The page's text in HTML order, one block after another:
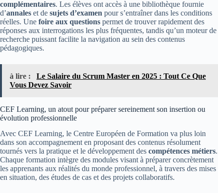
complémentaires. Les élèves ont accès à une bibliothèque fournie
d’annales et de sujets d’examen pour s’entraîner dans les conditions
réelles. Une foire aux questions permet de trouver rapidement des
réponses aux interrogations les plus fréquentes, tandis qu’un moteur de
recherche puissant facilite la navigation au sein des contenus
pédagogiques.
à lire :
Le Salaire du Scrum Master en 2025 : Tout Ce Que
Vous Devez Savoir
CEF Learning, un atout pour préparer sereinement son insertion ou
évolution professionnelle
Avec CEF Learning, le Centre Européen de Formation va plus loin
dans son accompagnement en proposant des contenus résolument
tournés vers la pratique et le développement des compétences métiers.
Chaque formation intègre des modules visant à préparer concrètement
les apprenants aux réalités du monde professionnel, à travers des mises
en situation, des études de cas et des projets collaboratifs.